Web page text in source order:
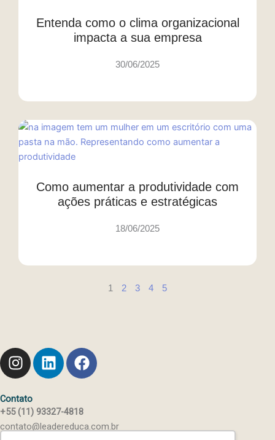
Entenda como o clima organizacional
impacta a sua empresa
30/06/2025
Como aumentar a produtividade com
ações práticas e estratégicas
18/06/2025
1 2 3 4 5
I
n
t
a
g
L
i
e
d
F
a
b
o
Contato
+55 (11) 93327-4818
contato@leadereduca.com.br